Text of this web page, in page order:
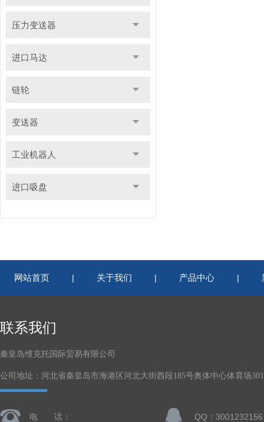
压力变送器
进口马达
链轮
变送器
工业机器人
进口吸盘
网站首页 | 关于我们 | 产品中心 |
联系我们
秦皇岛维克托国际贸易有限公司
公司地址：河北省秦皇岛市海港区河北大街西段185号奥体中心体育场
电 话： QQ：3001232156